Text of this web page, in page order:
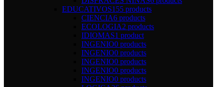
EDUCATIVOS155 products
CIENCIA6 products
ECOLOGIA2 products
IDIOMAS1 product
INGENIO0 products
INGENIO0 products
INGENIO0 products
INGENIO0 products
INGENIO0 products